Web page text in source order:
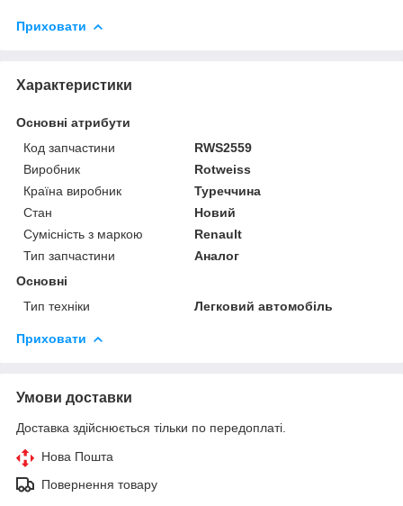
Приховати
Характеристики
Основні атрибути
Код запчастини
RWS2559
Виробник
Rotweiss
Країна виробник
Туреччина
Стан
Новий
Сумісність з маркою
Renault
Тип запчастини
Аналог
Основні
Тип техніки
Легковий автомобіль
Приховати
Умови доставки
Доставка здійснюється тільки по передоплаті.
Нова Пошта
Повернення товару